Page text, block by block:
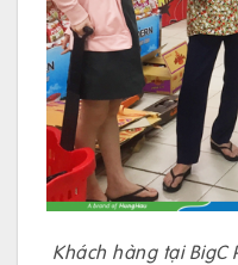
Khách hàng tại